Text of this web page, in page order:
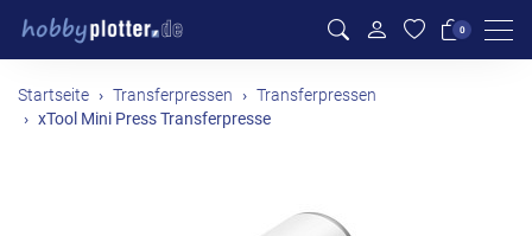
0
Startseite Transferpressen Transferpressen
xTool Mini Press Transferpresse